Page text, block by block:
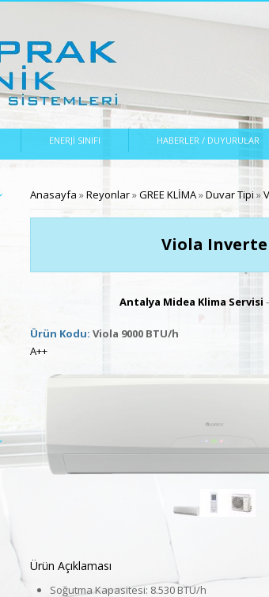
ENERJİ SINIFI HABERLER / DUYURULAR
Buradasınız
Anasayfa »Reyonlar»GREE KLİMA»Duvar Tipi »
Viola
Antalya Midea Klima Servisi
Ürün Kodu: Viola 9000 BTU/h
A++
Ürün Açıklaması
Soğutma Kapasitesi: 8.530 BTU/h